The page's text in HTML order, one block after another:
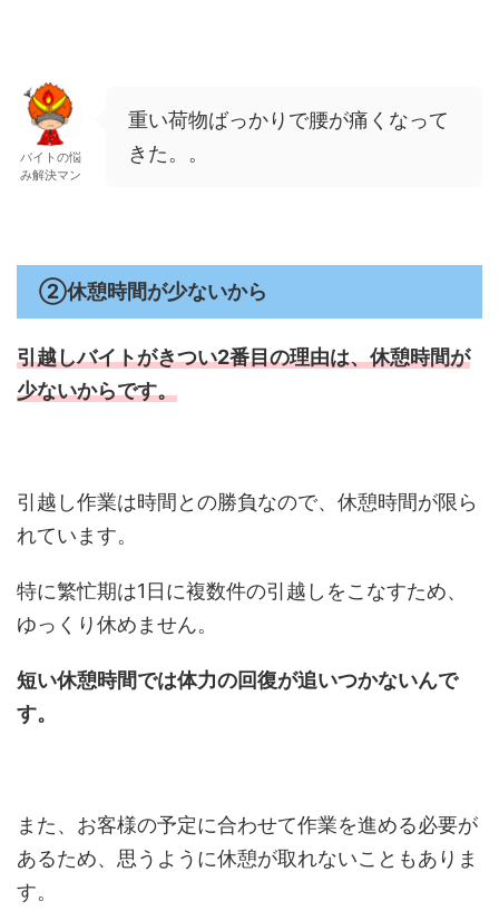
バイトの悩
み解決マン
重い荷物ばっかりで腰が痛くなって
きた。。
②休憩時間が少ないから
引越しバイトがきつい2番目の理由は、休憩時間が
少ないからです。
引越し作業は時間との勝負なので、休憩時間が限ら
れています。
特に繁忙期は1日に複数件の引越しをこなすため、
ゆっくり休めません。
短い休憩時間では体力の回復が追いつかないんで
す。
また、お客様の予定に合わせて作業を進める必要が
あるため、思うように休憩が取れないこともありま
す。